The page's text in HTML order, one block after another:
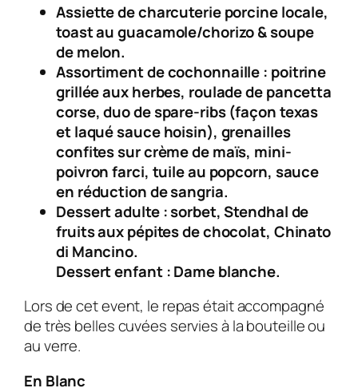
Assiette de charcuterie porcine locale,
toast au guacamole/chorizo & soupe
de melon.
Assortiment de cochonnaille : poitrine
grillée aux herbes, roulade de pancetta
corse, duo de spare-ribs (façon texas
et laqué sauce hoisin), grenailles
confites sur crème de maïs, mini-
poivron farci, tuile au popcorn, sauce
en réduction de sangria.
Dessert adulte : sorbet, Stendhal de
fruits aux pépites de chocolat, Chinato
di Mancino.
Dessert enfant : Dame blanche.
Lors de cet event, le repas était accompagné
de très belles cuvées servies à la bouteille ou
au verre.
En Blanc